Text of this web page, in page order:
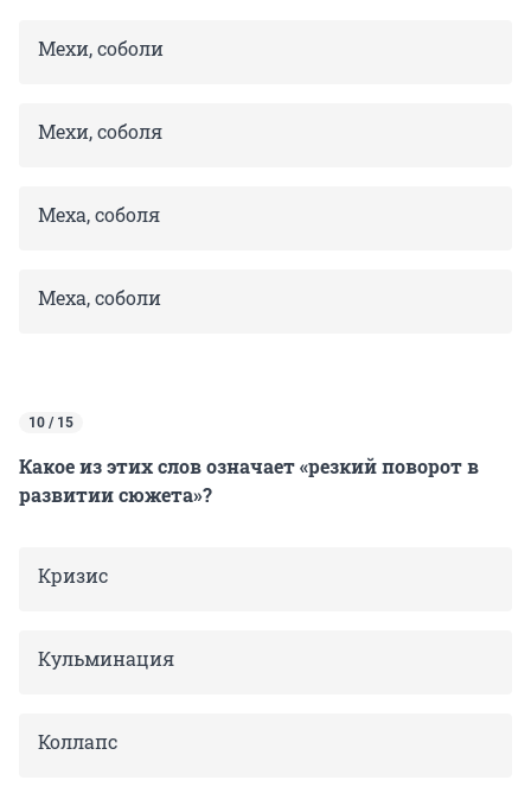
Мехи, соболи
Мехи, соболя
Меха, соболя
Меха, соболи
10 / 15
Какое из этих слов означает «резкий поворот в
развитии сюжета»?
Кризис
Кульминация
Коллапс